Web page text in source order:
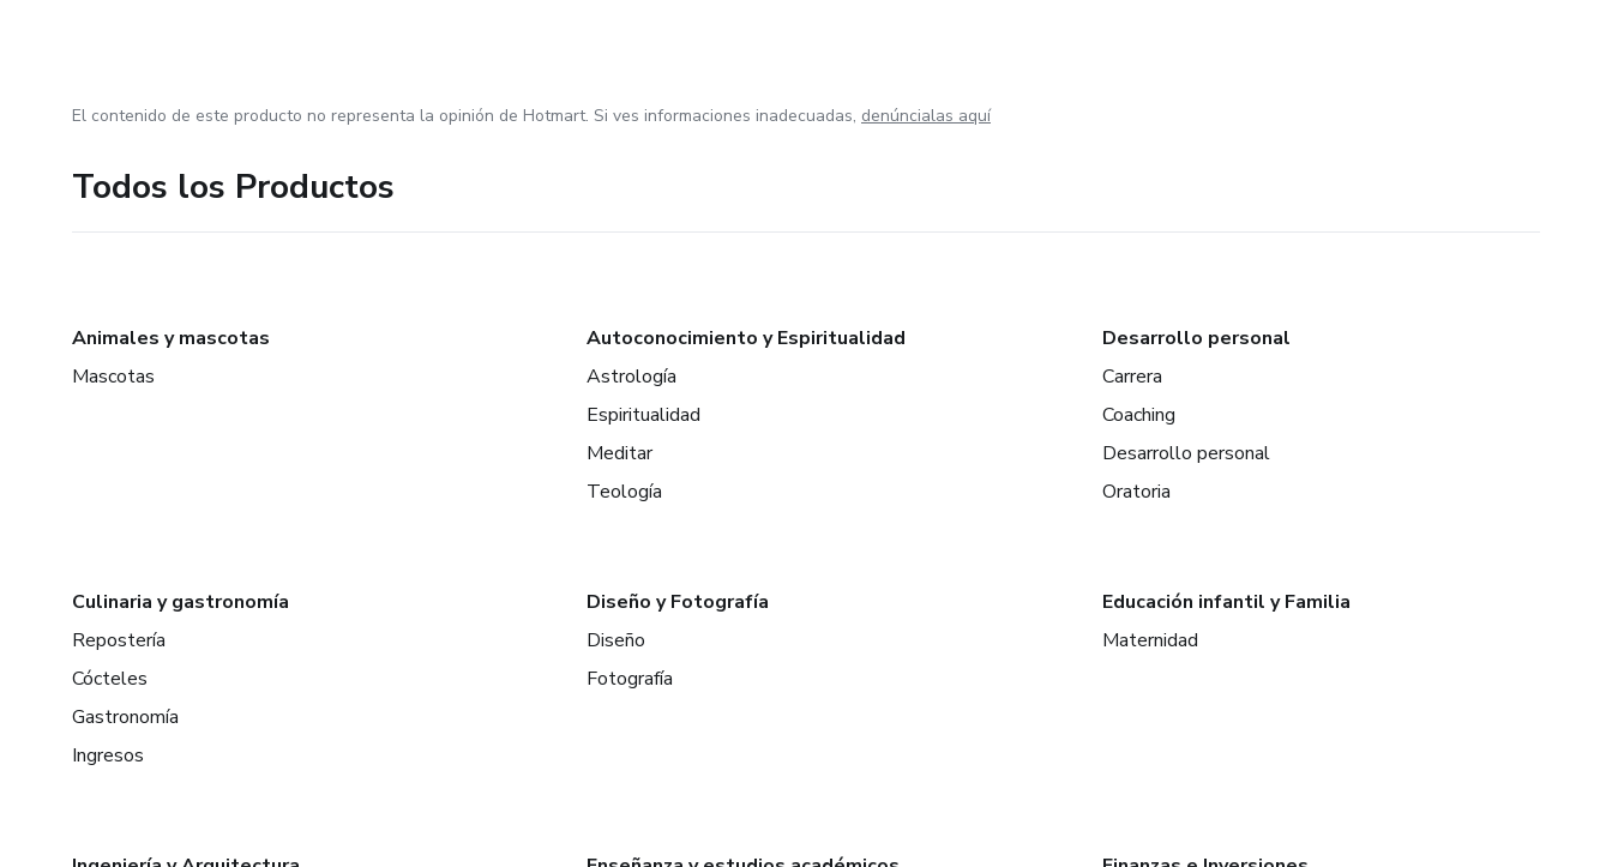
El contenido de este producto no representa la opinión de Hotmart. Si ves informaciones inadecuadas, denúncialas aquí
Todos los Productos
Animales y mascotas
Mascotas
Autoconocimiento y Espiritualidad
Astrología
Espiritualidad
Meditar
Teología
Desarrollo personal
Carrera
Coaching
Desarrollo personal
Oratoria
Culinaria y gastronomía
Repostería
Cócteles
Gastronomía
Ingresos
Diseño y Fotografía
Diseño
Fotografía
Educación infantil y Familia
Maternidad